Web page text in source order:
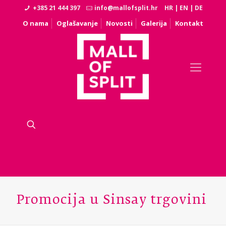
+385 21 444 397 info@mallofsplit.hr HR | EN | DE
O nama Oglašavanje Novosti Galerija Kontakt
Promocija u Sinsay trgovini